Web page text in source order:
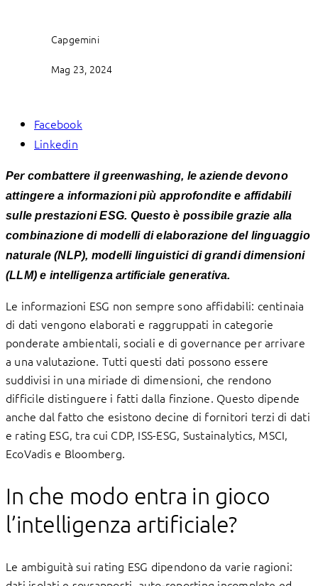
Capgemini
Mag 23, 2024
Facebook
Linkedin
Per combattere il greenwashing, le aziende devono
attingere a informazioni più approfondite e affidabili
sulle prestazioni ESG. Questo è possibile grazie alla
combinazione di modelli di elaborazione del linguaggio
naturale (NLP), modelli linguistici di grandi dimensioni
(LLM) e intelligenza artificiale generativa.
Le informazioni ESG non sempre sono affidabili: centinaia
di dati vengono elaborati e raggruppati in categorie
ponderate ambientali, sociali e di governance per arrivare
a una valutazione. Tutti questi dati possono essere
suddivisi in una miriade di dimensioni, che rendono
difficile distinguere i fatti dalla finzione. Questo dipende
anche dal fatto che esistono decine di fornitori terzi di dati
e rating ESG, tra cui CDP, ISS-ESG, Sustainalytics, MSCI,
EcoVadis e Bloomberg.
In che modo entra in gioco
l’intelligenza artificiale?
Le ambiguità sui rating ESG dipendono da varie ragioni: